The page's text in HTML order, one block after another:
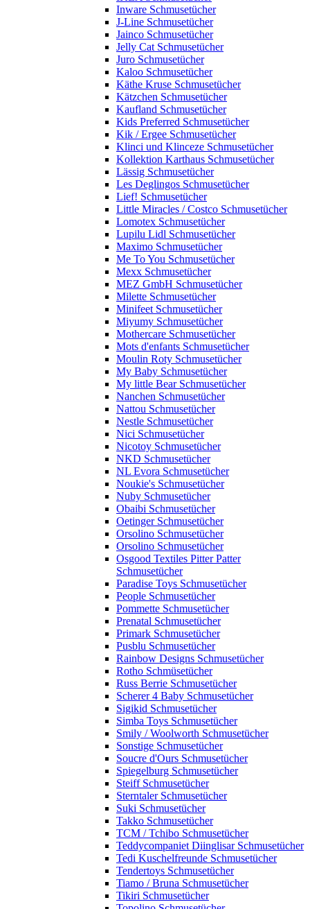
Inware Schmusetücher
J-Line Schmusetücher
Jainco Schmusetücher
Jelly Cat Schmusetücher
Juro Schmusetücher
Kaloo Schmusetücher
Käthe Kruse Schmusetücher
Kätzchen Schmusetücher
Kaufland Schmusetücher
Kids Preferred Schmusetücher
Kik / Ergee Schmusetücher
Klinci und Klinceze Schmusetücher
Kollektion Karthaus Schmusetücher
Lässig Schmusetücher
Les Deglingos Schmusetücher
Lief! Schmusetücher
Little Miracles / Costco Schmusetücher
Lomotex Schmusetücher
Lupilu Lidl Schmusetücher
Maximo Schmusetücher
Me To You Schmusetücher
Mexx Schmusetücher
MEZ GmbH Schmusetücher
Milette Schmusetücher
Minifeet Schmusetücher
Miyumy Schmusetücher
Mothercare Schmusetücher
Mots d'enfants Schmusetücher
Moulin Roty Schmusetücher
My Baby Schmusetücher
My little Bear Schmusetücher
Nanchen Schmusetücher
Nattou Schmusetücher
Nestle Schmusetücher
Nici Schmusetücher
Nicotoy Schmusetücher
NKD Schmusetücher
NL Evora Schmusetücher
Noukie's Schmusetücher
Nuby Schmusetücher
Obaibi Schmusetücher
Oetinger Schmusetücher
Orsolino Schmusetücher
Orsolino Schmusetücher
Osgood Textiles Pitter Patter
Schmusetücher
Paradise Toys Schmusetücher
People Schmusetücher
Pommette Schmusetücher
Prenatal Schmusetücher
Primark Schmusetücher
Pusblu Schmusetücher
Rainbow Designs Schmusetücher
Rotho Schmüsetücher
Russ Berrie Schmusetücher
Scherer 4 Baby Schmusetücher
Sigikid Schmusetücher
Simba Toys Schmusetücher
Smily / Woolworth Schmusetücher
Sonstige Schmusetücher
Soucre d'Ours Schmusetücher
Spiegelburg Schmusetücher
Steiff Schmusetücher
Sterntaler Schmusetücher
Suki Schmusetücher
Takko Schmusetücher
TCM / Tchibo Schmusetücher
Teddycompaniet Diinglisar Schmusetücher
Tedi Kuschelfreunde Schmusetücher
Tendertoys Schmusetücher
Tiamo / Bruna Schmusetücher
Tikiri Schmusetücher